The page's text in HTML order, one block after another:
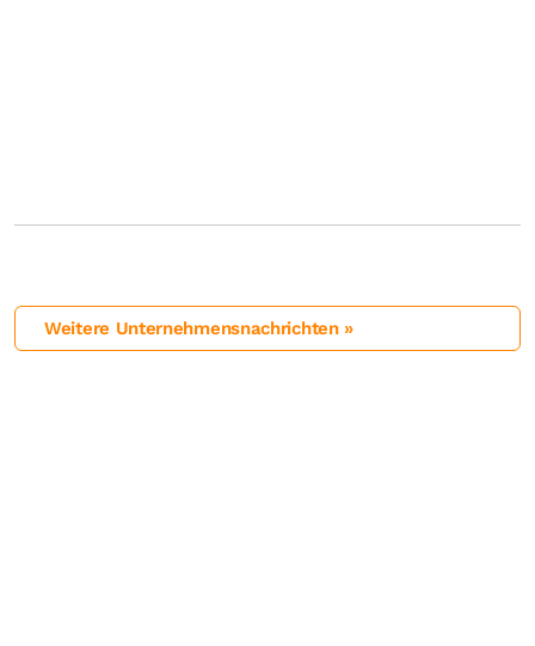
Weitere Unternehmensnachrichten »